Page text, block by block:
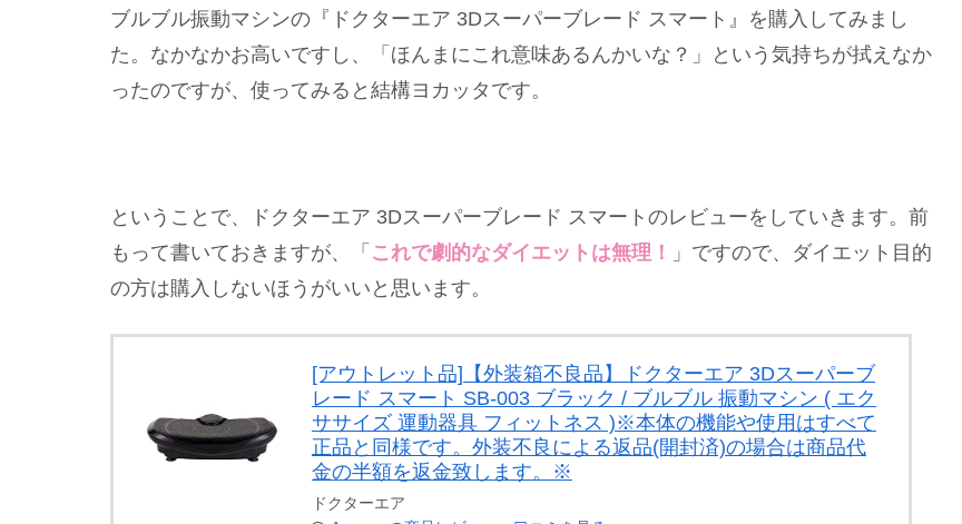
ブルブル振動マシンの『ドクターエア 3Dスーパーブレード スマート』を購入してみまし
た。なかなかお高いですし、「ほんまにこれ意味あるんかいな？」という気持ちが拭えなか
ったのですが、使ってみると結構ヨカッタです。
ということで、ドクターエア 3Dスーパーブレード スマートのレビューをしていきます。前
もって書いておきますが、「 これで劇的なダイエットは無理！
」ですので、ダイエット目的
の方は購入しないほうがいいと思います。
[アウトレット品]【外装箱不良品】ドクターエア 3Dスーパーブ
レード スマート SB-003 ブラック / ブルブル 振動マシン ( エク
ササイズ 運動器具 フィットネス )※本体の機能や使用はすべて
正品と同様です。外装不良による返品(開封済)の場合は商品代
金の半額を返金致します。※
ドクターエア